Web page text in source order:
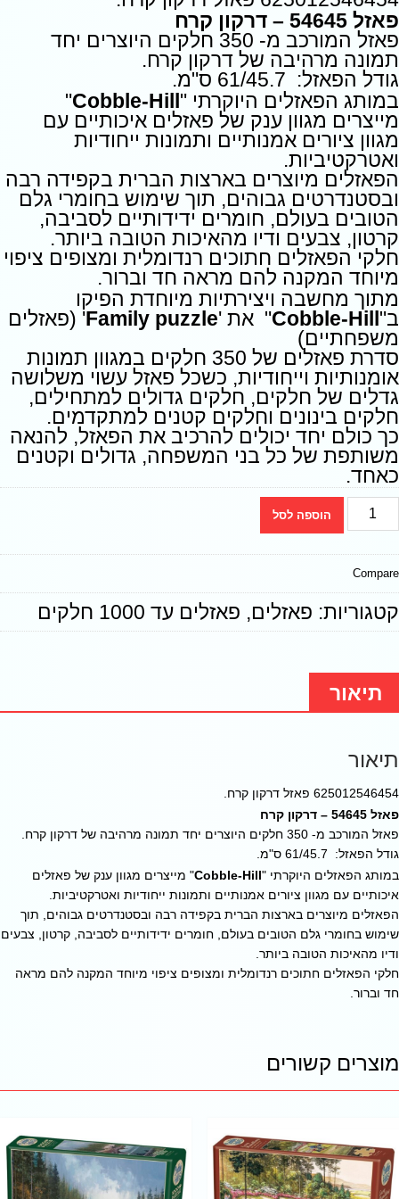
פאזל 54645 – דרקון קרח
פאזל המורכב מ- 350 חלקים היוצרים יחד
תמונה מרהיבה של דרקון קרח.
גודל הפאזל: 61/45.7 ס"מ.
במותג הפאזלים היוקרתי "Cobble-Hill
"
מייצרים מגוון ענק של פאזלים איכותיים עם
מגוון ציורים אמנותיים ותמונות ייחודיות
ואטרקטיביות.
הפאזלים מיוצרים בארצות הברית בקפידה רבה
ובסטנדרטים גבוהים, תוך שימוש בחומרי גלם
הטובים בעולם, חומרים ידידותיים לסביבה,
קרטון, צבעים ודיו מהאיכות הטובה ביותר.
חלקי הפאזלים חתוכים רנדומלית ומצופים ציפוי
מיוחד המקנה להם מראה חד וברור.
מתוך מחשבה ויצירתיות מיוחדת הפיקו
ב"Cobble-Hill" את 'Family puzzle' (פאזלים
משפחתיים)
סדרת פאזלים של 350 חלקים במגוון תמונות
אומנותיות וייחודיות, כשכל פאזל עשוי משלושה
גדלים של חלקים, חלקים גדולים למתחילים,
חלקים בינונים וחלקים קטנים למתקדמים.
כך כולם יחד יכולים להרכיב את הפאזל, להנאה
משותפת של כל בני המשפחה, גדולים וקטנים
כאחד.
הוספה לסל
Compare
קטגוריות: פאזלים, פאזלים עד 1000 חלקים
תיאור
תיאור
625012546454 פאזל דרקון קרח.
פאזל 54645 – דרקון קרח
פאזל המורכב מ- 350 חלקים היוצרים יחד תמונה מרהיבה של דרקון קרח.
גודל הפאזל: 61/45.7 ס"מ.
במותג הפאזלים היוקרתי "Cobble-Hill" מייצרים מגוון ענק של פאזלים
איכותיים עם מגוון ציורים אמנותיים ותמונות ייחודיות ואטרקטיביות.
הפאזלים מיוצרים בארצות הברית בקפידה רבה ובסטנדרטים גבוהים, תוך
שימוש בחומרי גלם הטובים בעולם, חומרים ידידותיים לסביבה, קרטון, צבעים
ודיו מהאיכות הטובה ביותר.
חלקי הפאזלים חתוכים רנדומלית ומצופים ציפוי מיוחד המקנה להם מראה
חד וברור.
מוצרים קשורים